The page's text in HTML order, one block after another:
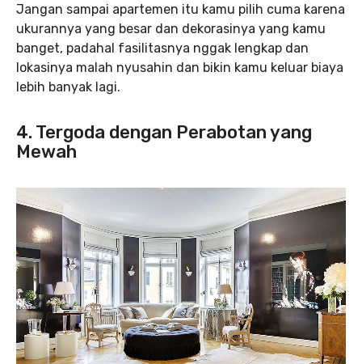
Jangan sampai apartemen itu kamu pilih cuma karena
ukurannya yang besar dan dekorasinya yang kamu
banget, padahal fasilitasnya nggak lengkap dan
lokasinya malah nyusahin dan bikin kamu keluar biaya
lebih banyak lagi.
4. Tergoda dengan Perabotan yang
Mewah